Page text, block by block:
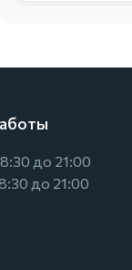
до 21:00
до 21:00